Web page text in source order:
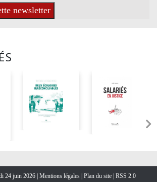
24 juin 2026 | Mentions légales Plan du site RSS 2.0